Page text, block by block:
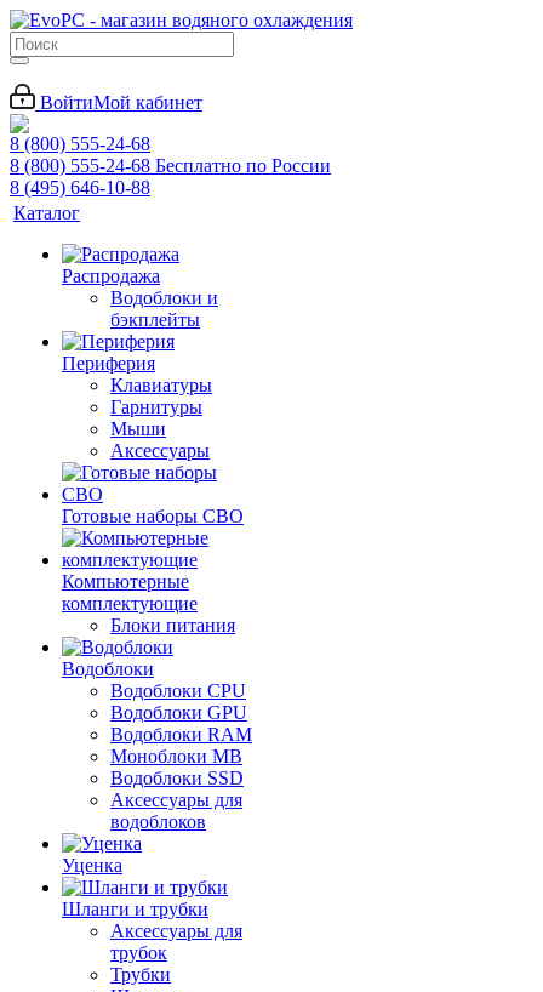
ВойтиМой кабинет
8 (800) 555-24-68
8 (800) 555-24-68 Бесплатно по России
8 (495) 646-10-88
Каталог
Распродажа
Водоблоки и
бэкплейты
Периферия
Клавиатуры
Гарнитуры
Мыши
Аксессуары
Готовые наборы СВО
Компьютерные
комплектующие
Блоки питания
Водоблоки
Водоблоки CPU
Водоблоки GPU
Водоблоки RAM
Моноблоки MB
Водоблоки SSD
Аксессуары для
водоблоков
Уценка
Шланги и трубки
Аксессуары для
трубок
Трубки